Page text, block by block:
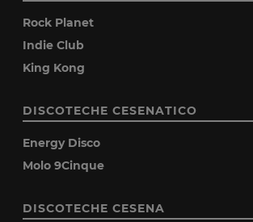
Rock Planet
Indie Club
King Kong
DISCOTECHE CESENATICO
Energy Disco
Molo 9Cinque
DISCOTECHE CESENA